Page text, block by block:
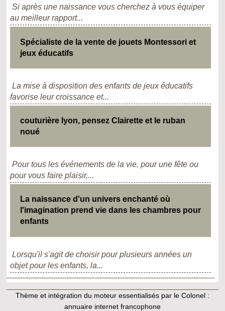
Si après une naissance vous cherchez à vous équiper
au meilleur rapport...
Spécialiste de la vente de jouets Montessori et
jeux éducatifs
La mise à disposition des enfants de jeux éducatifs
favorise leur croissance et...
couturière lyon, pensez Clairette et le ruban
noué
Pour tous les événements de la vie, pour une fête ou
pour vous faire plaisir,...
La naissance d'un univers enchanté où
l'imagination prend vie dans les chambres pour
enfants
Lorsqu'il s'agit de choisir pour plusieurs années un
objet pour les enfants, la...
Thème et intégration du moteur essentialisés par le Colonel :
annuaire internet francophone